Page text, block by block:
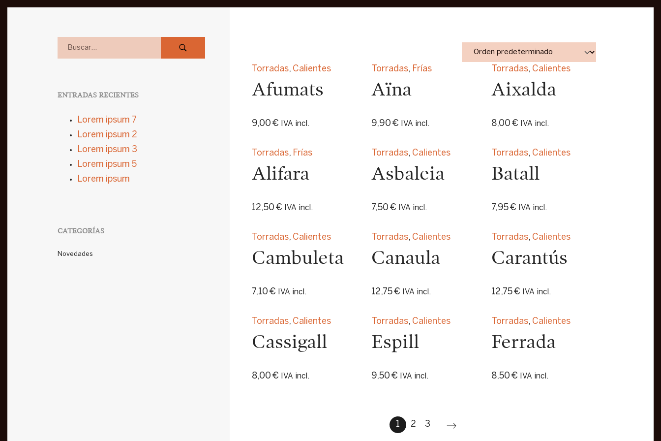
Torradas, Calientes
Afumats
9,00 € IVA incl.
Torradas, Frías
Aïna
9,90 € IVA incl.
Torradas, Calientes
Aixalda
8,00 € IVA incl.
Torradas, Frías
Alifara
12,50 € IVA incl.
Torradas, Calientes
Asbaleia
7,50 € IVA incl.
Torradas, Calientes
Batall
7,95€ IVA incl.
Torradas, Calientes
Cambuleta
7,10 € IVA incl.
Torradas, Calientes
Canaula
12,75€ IVA incl.
Torradas, Calientes
Carantús
12,75€ IVA incl.
Torradas, Calientes
Cassigall
8,00 € IVA incl.
Torradas, Calientes
Espill
9,50 € IVA incl.
Torradas, Calientes
Ferrada
8,50 € IVA incl.
1 2 3
ENTRADAS RECIENTES
Lorem ipsum 7
Lorem ipsum 2
Lorem ipsum 3
Lorem ipsum 5
Lorem ipsum
CATEGORÍAS
Novedades